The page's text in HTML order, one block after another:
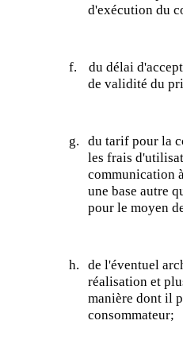
d'exécution du
f.
du délai
de validité du
g.
du tarif pour la
les frais
communication
une base autre
pour le moyen
h.
de l'éventuel
réalisation et
manière dont il
consommateur;